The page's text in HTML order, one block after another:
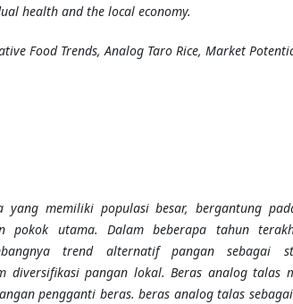
health and the local economy.
Food Trends, Analog Taro Rice, Market
yang memiliki populasi besar, bergantung
pokok utama. Dalam beberapa tahun
trendalternatif pangan sebagai
diversifikasi pangan lokal. Beras analog talas
pengganti beras. beras analog talas